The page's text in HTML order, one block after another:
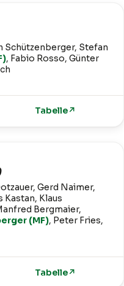
Schützenberger, Stefan
, Fabio Rosso, Günter
Tabelle↗
Gerd Naimer,
Kastan, Klaus
Bergmaier,
(MF), Peter Fries,
Tabelle↗